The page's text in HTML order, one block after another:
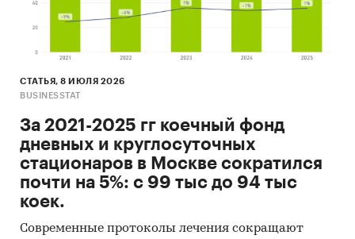
СТАТЬЯ, 8 ИЮЛЯ 2026
BUSINESSTAT
За 2021-2025 гг коечный фонд
дневных и круглосуточных
стационаров в Москве сократился
почти на 5%: с 99 тыс до 94 тыс
коек.
Современные протоколы лечения сокращают